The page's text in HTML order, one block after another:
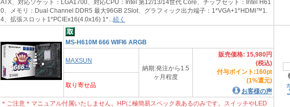
ATX、対応ソケット：LGA1700、対応CPU：Intel 第12/13/14世代 Core、チップセット：Intel H61
0、メモリ：Dual Channel DDR5 最大96GB 2Slot、グラフィック出力端子：1*VGA+1*HDMI™1.
4、拡張スロット1*PCIEx16(4.0x16) 1*... 続く
MS-H610M 666 WIFI6 ARGB
MAXSUN
納期:発注から1.5
ヶ月程度
販売価格: 15,980円
(税込)
付与ポイント:160pt
(1%還元)
お客様の声
取り寄せ品
＊ご注意＊マニュアル付属いたしません。HPに極簡易スペック表あるのみです。スイッチやLED